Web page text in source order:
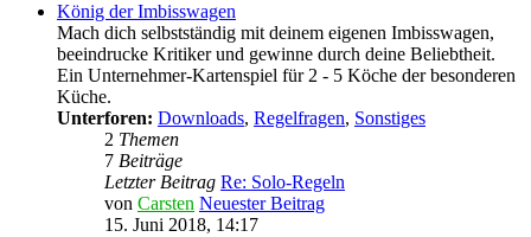
König der Imbisswagen
Mach dich selbstständig mit deinem eigenen Imbisswagen,
beeindrucke Kritiker und gewinne durch deine Beliebtheit.
Ein Unternehmer-Kartenspiel für 2 - 5 Köche der besonderen
Küche.
Unterforen: Downloads, Regelfragen, Sonstiges
2 Themen
7 Beiträge
Letzter Beitrag Re: Solo-Regeln
von Carsten Neuester Beitrag
15. Juni 2018, 14:17